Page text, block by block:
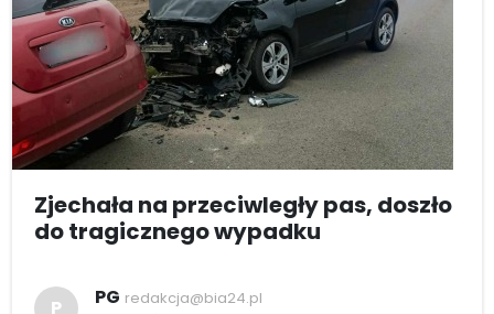
Zjechała na przeciwległy pas, doszło
do tragicznego wypadku
P PG redakcja@bia24.pl